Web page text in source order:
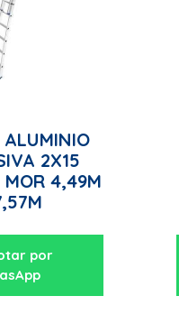
ALUMINIO
2X15
MOR 4,49M
por